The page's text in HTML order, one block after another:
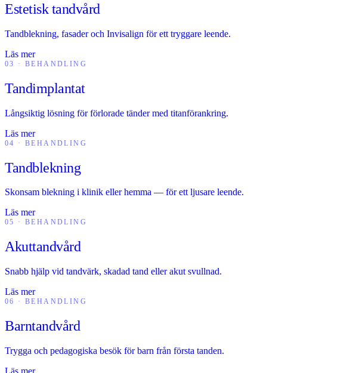
Estetisk tandvård
Tandblekning, fasader och Invisalign för ett tryggare leende.
Läs mer
03 · BEHANDLING
Tandimplantat
Långsiktig lösning för förlorade tänder med titanförankring.
Läs mer
04 · BEHANDLING
Tandblekning
Skonsam blekning i klinik eller hemma — för ett ljusare leende.
Läs mer
05 · BEHANDLING
Akuttandvård
Snabb hjälp vid tandvärk, skadad tand eller akut svullnad.
Läs mer
06 · BEHANDLING
Barntandvård
Trygga och pedagogiska besök för barn från första tanden.
Läs mer